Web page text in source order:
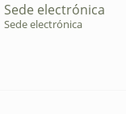
Sede electrónica
Sede electrónica